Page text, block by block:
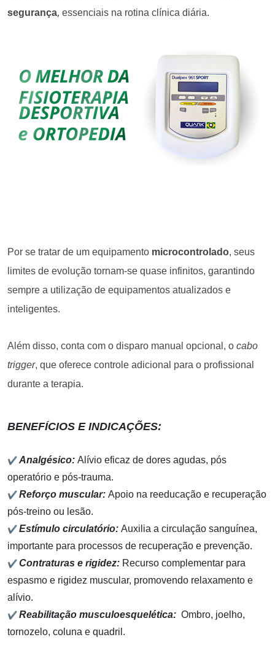
segurança, essenciais na rotina clínica diária.
Por se tratar de um equipamento microcontrolado, seus
limites de evolução tornam-se quase infinitos, garantindo
sempre a utilização de equipamentos atualizados e
inteligentes.
Além disso, conta com o disparo manual opcional, o cabo
trigger, que oferece controle adicional para o profissional
durante a terapia.
BENEFÍCIOS E INDICAÇÕES:
✔Analgésico: Alívio eficaz de dores agudas, pós
operatório e pós-trauma.
✔Reforço muscular: Apoio na reeducação e recuperação
pós-treino ou lesão.
✔Estímulo circulatório: Auxilia a circulação sanguínea,
importante para processos de recuperação e prevenção.
✔Contraturas e rigidez: Recurso complementar para
espasmo e rigidez muscular, promovendo relaxamento e
alívio.
✔Reabilitação musculoesquelética: Ombro, joelho,
tornozelo, coluna e quadril.